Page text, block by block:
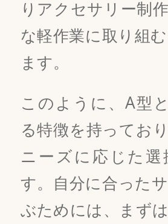
りアクセサリー制
な軽作業に取り組
ます。
このように、A型
る特徴を持ってお
ニーズに応じた
す。自分に合った
ぶためには、まず